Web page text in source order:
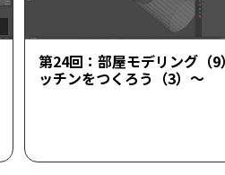
第24回：部屋モデリング（9
ッチンをつくろう（3）～